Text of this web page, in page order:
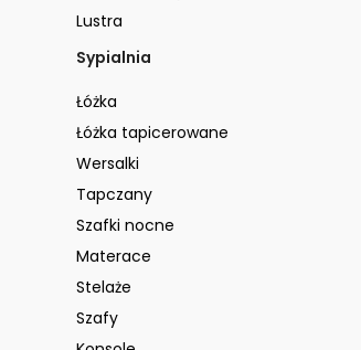
Lustra
Sypialnia
Łóżka
Łóżka tapicerowane
Wersalki
Tapczany
Szafki nocne
Materace
Stelaże
Szafy